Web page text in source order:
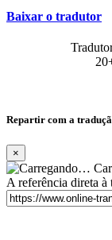
Baixar o tradutor
Repartir com a
×
A referência direta à